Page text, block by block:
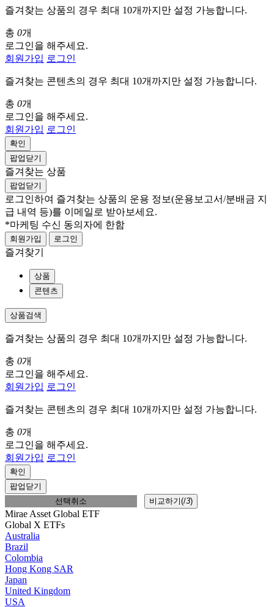
즐겨찾는 상품의 경우 최대 10개까지만 설정 가능합니다.
총 0개
로그인을 해주세요.
회원가입 로그인
즐겨찾는 콘텐츠의 경우 최대 10개까지만 설정 가능합니다.
총 0개
로그인을 해주세요.
회원가입 로그인
확인
팝업닫기
즐겨찾는 상품
팝업닫기
로그인하여 즐겨찾는 상품의 운용 정보(운용보고서/분배금 지
급 내역 등)를 이메일로 받아보세요.
*마케팅 수신 동의자에 한함
회원가입 로그인
즐겨찾기
상품
콘텐츠
상품검색
즐겨찾는 상품의 경우 최대 10개까지만 설정 가능합니다.
총 0개
로그인을 해주세요.
회원가입 로그인
즐겨찾는 콘텐츠의 경우 최대 10개까지만 설정 가능합니다.
총 0개
로그인을 해주세요.
회원가입 로그인
확인
팝업닫기
선택취소
비교하기(/3)
Mirae Asset Global ETF
Global X ETFs
Australia
Brazil
Colombia
Hong Kong SAR
Japan
United Kingdom
USA